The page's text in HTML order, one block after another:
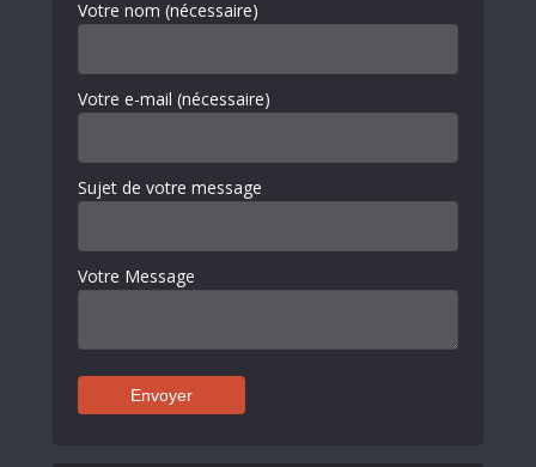
Votre nom (nécessaire)
Votre e-mail (nécessaire)
Sujet de votre message
Votre Message